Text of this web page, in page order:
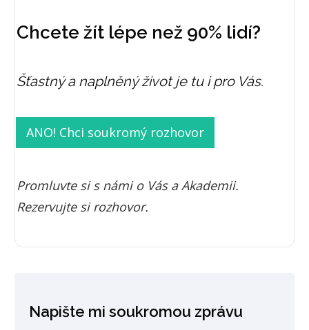
Chcete žít lépe než 90% lidí?
Šťastný a naplněný život je tu i pro Vás.
ANO! Chci soukromý rozhovor
Promluvte si s námi o Vás a Akademii.
Rezervujte si rozhovor.
Napište mi soukromou zprávu